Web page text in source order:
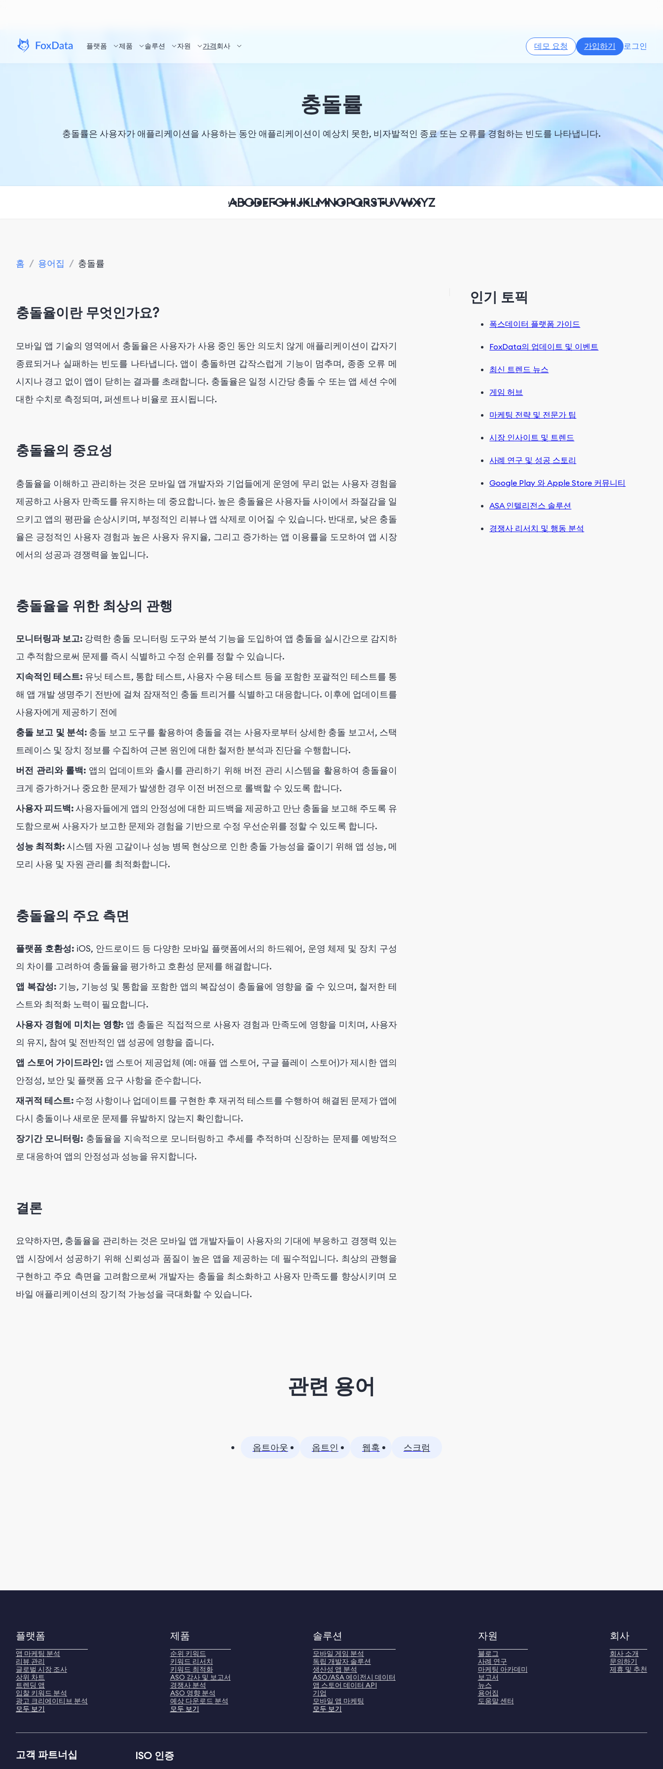
플랫폼 제품 솔루션 자원 가격회사 데모 요청 가입하기 로그인
충돌률
충돌률은 사용자가 애플리케이션을 사용하는 동안 애플리케이션이 예상치 못한, 비자발적인 종료 또는 오류를 경험하는 빈도를 나타냅니다.
ABCDEFGHIJKLMNOPQRSTUVWXYZ
홈 / 용어집 / 충돌률
충돌율이란 무엇인가요?
모바일 앱 기술의 영역에서 충돌율은 사용자가 사용 중인 동안 의도치 않게 애플리케이션이 갑자기
종료되거나 실패하는 빈도를 나타냅니다. 앱이 충돌하면 갑작스럽게 기능이 멈추며, 종종 오류 메
시지나 경고 없이 앱이 닫히는 결과를 초래합니다. 충돌율은 일정 시간당 충돌 수 또는 앱 세션 수에
대한 수치로 측정되며, 퍼센트나 비율로 표시됩니다.
충돌율의 중요성
충돌율을 이해하고 관리하는 것은 모바일 앱 개발자와 기업들에게 운영에 무리 없는 사용자 경험을
제공하고 사용자 만족도를 유지하는 데 중요합니다. 높은 충돌율은 사용자들 사이에서 좌절감을 일
으키고 앱의 평판을 손상시키며, 부정적인 리뷰나 앱 삭제로 이어질 수 있습니다. 반대로, 낮은 충돌
율은 긍정적인 사용자 경험과 높은 사용자 유지율, 그리고 증가하는 앱 이용률을 도모하여 앱 시장
에서의 성공과 경쟁력을 높입니다.
충돌율을 위한 최상의 관행
모니터링과 보고: 강력한 충돌 모니터링 도구와 분석 기능을 도입하여 앱 충돌을 실시간으로 감지하
고 추적함으로써 문제를 즉시 식별하고 수정 순위를 정할 수 있습니다.
지속적인 테스트: 유닛 테스트, 통합 테스트, 사용자 수용 테스트 등을 포함한 포괄적인 테스트를 통
해 앱 개발 생명주기 전반에 걸쳐 잠재적인 충돌 트리거를 식별하고 대응합니다. 이후에 업데이트를
사용자에게 제공하기 전에
충돌 보고 및 분석: 충돌 보고 도구를 활용하여 충돌을 겪는 사용자로부터 상세한 충돌 보고서, 스택
트레이스 및 장치 정보를 수집하여 근본 원인에 대한 철저한 분석과 진단을 수행합니다.
버전 관리와 롤백: 앱의 업데이트와 출시를 관리하기 위해 버전 관리 시스템을 활용하여 충돌율이
크게 증가하거나 중요한 문제가 발생한 경우 이전 버전으로 롤백할 수 있도록 합니다.
사용자 피드백: 사용자들에게 앱의 안정성에 대한 피드백을 제공하고 만난 충돌을 보고해 주도록 유
도함으로써 사용자가 보고한 문제와 경험을 기반으로 수정 우선순위를 정할 수 있도록 합니다.
성능 최적화:시스템 자원 고갈이나 성능 병목 현상으로 인한 충돌 가능성을 줄이기 위해 앱 성능, 메
모리 사용 및 자원 관리를 최적화합니다.
충돌율의 주요 측면
플랫폼 호환성:iOS, 안드로이드 등 다양한 모바일 플랫폼에서의 하드웨어, 운영 체제 및 장치 구성
의 차이를 고려하여 충돌율을 평가하고 호환성 문제를 해결합니다.
앱 복잡성:기능, 기능성 및 통합을 포함한 앱의 복잡성이 충돌율에 영향을 줄 수 있으며, 철저한 테
스트와 최적화 노력이 필요합니다.
사용자 경험에 미치는 영향: 앱 충돌은 직접적으로 사용자 경험과 만족도에 영향을 미치며, 사용자
의 유지, 참여 및 전반적인 앱 성공에 영향을 줍니다.
앱 스토어 가이드라인: 앱 스토어 제공업체 (예: 애플 앱 스토어, 구글 플레이 스토어)가 제시한 앱의
안정성, 보안 및 플랫폼 요구 사항을 준수합니다.
재귀적 테스트: 수정 사항이나 업데이트를 구현한 후 재귀적 테스트를 수행하여 해결된 문제가 앱에
다시 충돌이나 새로운 문제를 유발하지 않는지 확인합니다.
장기간 모니터링: 충돌율을 지속적으로 모니터링하고 추세를 추적하며 신장하는 문제를 예방적으
로 대응하여 앱의 안정성과 성능을 유지합니다.
결론
요약하자면, 충돌율을 관리하는 것은 모바일 앱 개발자들이 사용자의 기대에 부응하고 경쟁력 있는
앱 시장에서 성공하기 위해 신뢰성과 품질이 높은 앱을 제공하는 데 필수적입니다. 최상의 관행을
구현하고 주요 측면을 고려함으로써 개발자는 충돌을 최소화하고 사용자 만족도를 향상시키며 모
바일 애플리케이션의 장기적 가능성을 극대화할 수 있습니다.
인기 토픽
폭스데이터 플랫폼 가이드
FoxData의 업데이트 및 이벤트
최신 트렌드 뉴스
게임 허브
마케팅 전략 및 전문가 팁
시장 인사이트 및 트렌드
사례 연구 및 성공 스토리
Google Play 와 Apple Store 커뮤니티
ASA 인텔리전스 솔루션
경쟁사 리서치 및 행동 분석
관련 용어
옵트아웃 옵트인 웹훅 스크럼
플랫폼
앱 마케팅 분석
리뷰 관리
글로벌 시장 조사
상위 차트
트렌딩 앱
입찰 키워드 분석
광고 크리에이티브 분석
모두 보기
제품
순위 키워드
키워드 리서치
키워드 최적화
ASO 감사 및 보고서
경쟁사 분석
ASO 영향 분석
예상 다운로드 분석
모두 보기
솔루션
모바일 게임 분석
독립 개발자 솔루션
생산성 앱 분석
ASO/ASA 에이전시 데이터
앱 스토어 데이터 API
기업
모바일 앱 마케팅
모두 보기
자원
블로그
사례 연구
마케팅 아카데미
보고서
뉴스
용어집
도움말 센터
회사
회사 소개
문의하기
제휴 및 추천
고객 파트너십 ISO 인증